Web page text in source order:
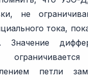
не
тока,
Значение
петли